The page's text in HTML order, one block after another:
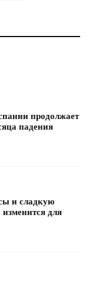
продолжает
падения
и сладкую
для